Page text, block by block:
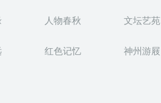
人物春秋 文坛艺苑
红色记忆 神州游屐